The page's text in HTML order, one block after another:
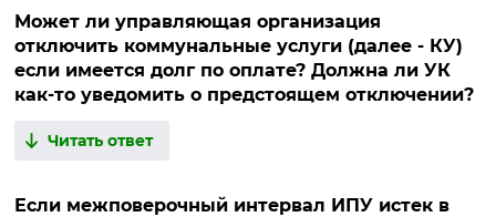
Может ли управляющая организация
отключить коммунальные услуги (далее - КУ)
если имеется долг по оплате? Должна ли УК
как-то уведомить о предстоящем отключении?
Читать ответ
Если межповерочный интервал ИПУ истек в